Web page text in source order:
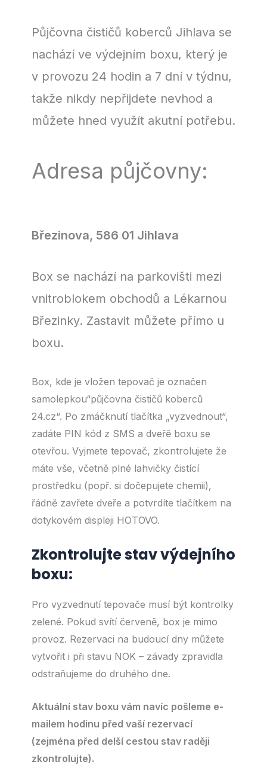
Půjčovna čističů koberců Jihlava se
nachází ve výdejním boxu, který je
v provozu 24 hodin a 7 dní v týdnu,
takže nikdy nepřijdete nevhod a
můžete hned využít akutní potřebu.
Adresa půjčovny:
Březinova, 586 01 Jihlava
Box se nachází na parkovišti mezi
vnitroblokem obchodů a Lékarnou
Březinky. Zastavit můžete přímo u
boxu.
Box, kde je vložen tepovač je označen
samolepkou“půjčovna čističů koberců
24.cz“. Po zmáčknutí tlačítka „vyzvednout“,
zadáte PIN kód z SMS a dveřě boxu se
otevřou. Vyjmete tepovač, zkontrolujete že
máte vše, včetně plné lahvičky čistící
prostředku (popř. si dočepujete chemii),
řádně zavřete dveře a potvrdíte tlačítkem na
dotykovém displeji HOTOVO.
Zkontrolujte stav výdejního
boxu:
Pro vyzvednutí tepovače musí být kontrolky
zelené. Pokud svítí červeně, box je mimo
provoz. Rezervaci na budoucí dny můžete
vytvořit i při stavu NOK – závady zpravidla
odstraňujeme do druhého dne.
Aktuální stav boxu vám navíc pošleme e-
mailem hodinu před vaší rezervací
(zejména před delší cestou stav raději
zkontrolujte).